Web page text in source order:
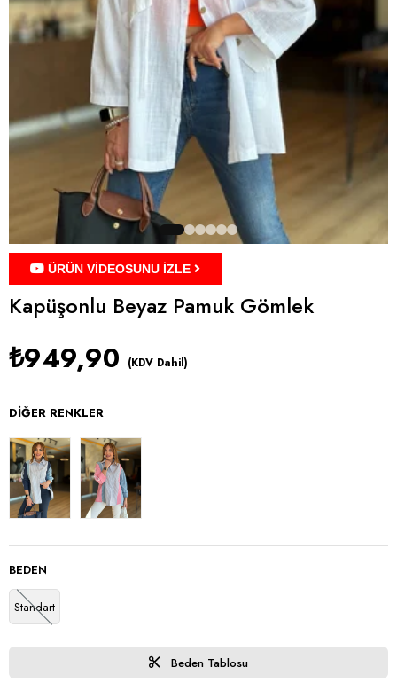
ÜRÜN VİDEOSUNU İZLE
Kapüşonlu Beyaz Pamuk Gömlek
₺949,90 (KDV Dahil)
DIĞER RENKLER
BEDEN
Standart
Beden Tablosu